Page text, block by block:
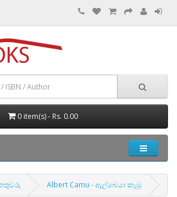
0 item(s) - Rs. 0.00
Albert Camu - ඇල්බෙයා කැමූ